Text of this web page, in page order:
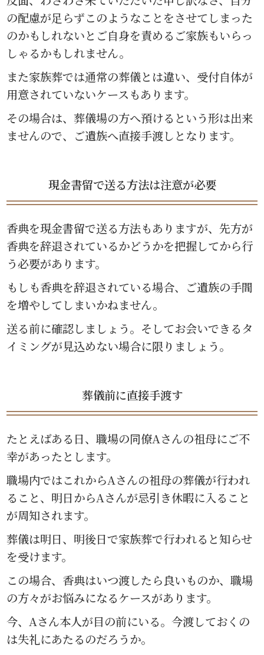
の配慮が足らずこのようなことをさせてしまった
のかもしれないとご自身を責めるご家族もいらっ
しゃるかもしれません。
また家族葬では通常の葬儀とは違い、受付自体が
用意されていないケースもあります。
その場合は、葬儀場の方へ預けるという形は出来
ませんので、ご遺族へ直接手渡しとなります。
現金書留で送る方法は注意が必要
香典を現金書留で送る方法もありますが、先方が
香典を辞退されているかどうかを把握してから行
う必要があります。
もしも香典を辞退されている場合、ご遺族の手間
を増やしてしまいかねません。
送る前に確認しましょう。そしてお会いできるタ
イミングが見込めない場合に限りましょう。
葬儀前に直接手渡す
たとえばある日、職場の同僚Aさんの祖母にご不
幸があったとします。
職場内ではこれからAさんの祖母の葬儀が行われ
ること、明日からAさんが忌引き休暇に入ること
が周知されます。
葬儀は明日、明後日で家族葬で行われると知らせ
を受けます。
この場合、香典はいつ渡したら良いものか、職場
の方々がお悩みになるケースがあります。
今、Aさん本人が目の前にいる。今渡しておくの
は失礼にあたるのだろうか。